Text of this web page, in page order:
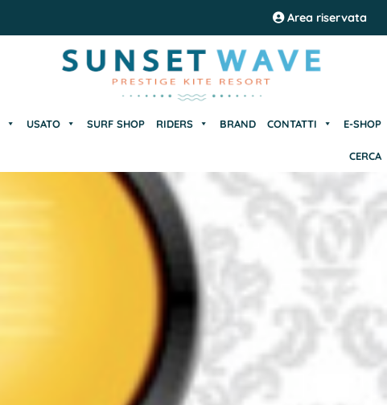
Area riservata
USATO SURF SHOP RIDERS BRAND CONTATTI E-SHOP
CERCA